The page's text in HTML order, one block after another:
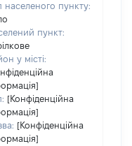
населеного пункту:
пункт:
у місті:
[Конфіденційна
[Конфіденційна